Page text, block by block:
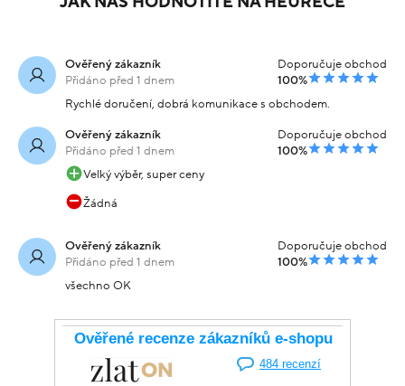
Ověřený zákazník
Přidáno před 1 dnem
Doporučuje obchod
100%
Rychlé doručení, dobrá komunikace s obchodem.
Ověřený zákazník
Přidáno před 1 dnem
Doporučuje obchod
100%
Velký výběr, super ceny
Žádná
Ověřený zákazník
Přidáno před 1 dnem
Doporučuje obchod
100%
všechno OK